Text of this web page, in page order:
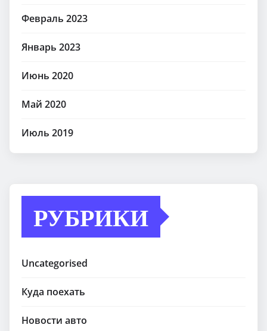
Февраль 2023
Январь 2023
Июнь 2020
Май 2020
Июль 2019
РУБРИКИ
Uncategorised
Куда поехать
Новости авто